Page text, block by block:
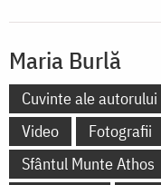
Maria Burlă
Cuvinte ale autorului
Video
Fotografii
Sfântul Munte Athos